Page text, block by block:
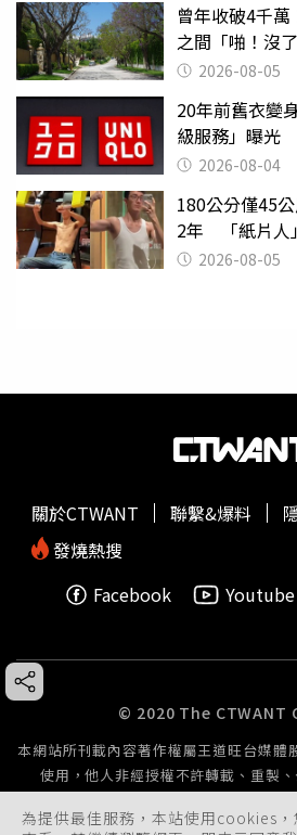
曾年收破4千
之間「啪！沒
2026-08-05
20年前舊衣變
級服務」曝光
2026-08-04
180公分僅45
2年 「紙片人
2026-08-05
為提供最佳服務，本站使用cookies，
關於CTWANT 聯繫&爆料
發燒熱搜
Facebook
Youtube
© 2020 The CTWANT
本網站所刊載內容著作權屬王道旺台媒體
使用，他人非經授權不許轉載、重製